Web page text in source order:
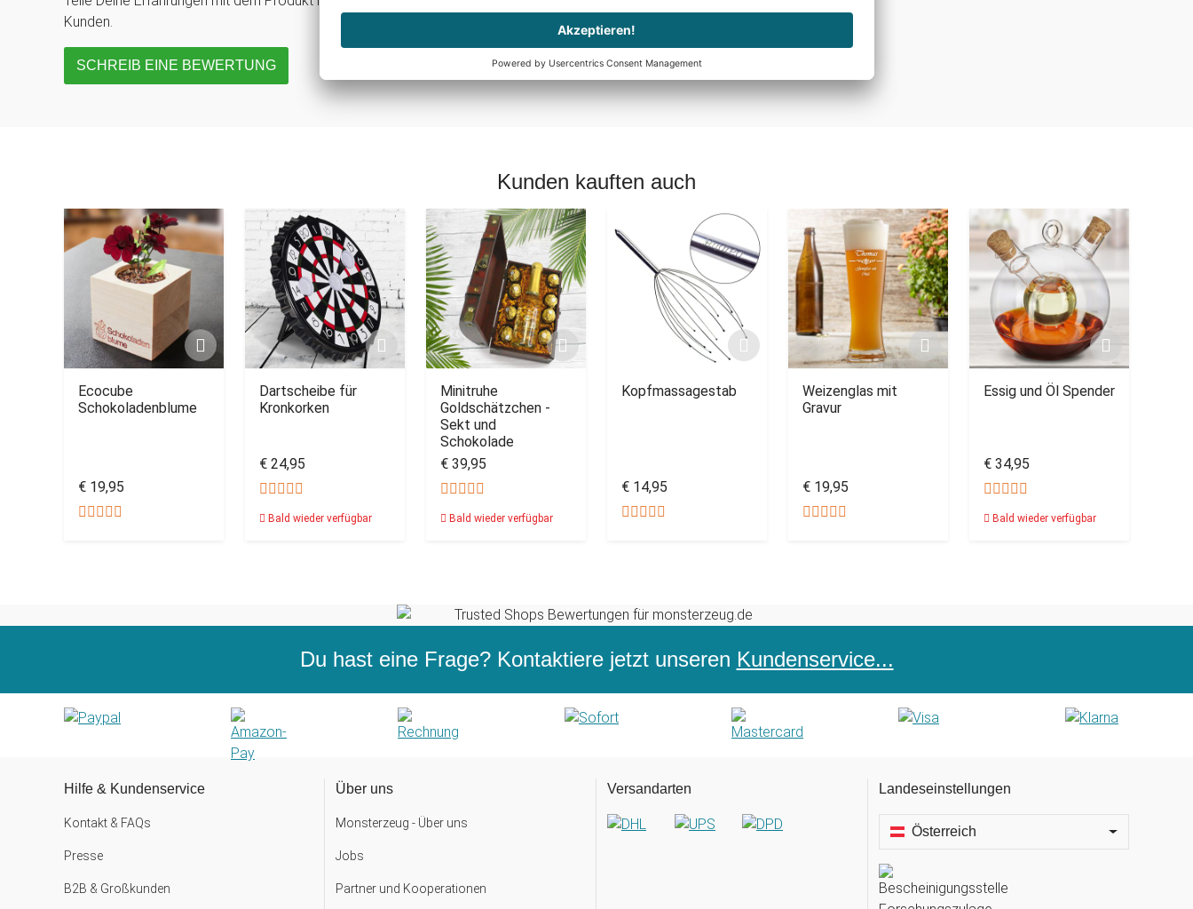
Kunden.
SCHREIB EINE BEWERTUNG
Kunden kauften auch
Ecocube
Schokoladenblume
€ 19,95
Dartscheibe für
Kronkorken
€ 24,95
Bald wieder verfügbar
Minitruhe
Goldschätzchen -
Sekt und
Schokolade
€ 39,95
Bald wieder verfügbar
Kopfmassagestab
€ 14,95
Weizenglas mit
Gravur
€ 19,95
Essig und Öl Spender
€ 34,95
Bald wieder verfügbar
Du hast eine Frage? Kontaktiere jetzt unseren Kundenservice...
Hilfe & Kundenservice
Kontakt & FAQs
Presse
B2B & Großkunden
Über uns
Monsterzeug - Über uns
Jobs
Partner und Kooperationen
Versandarten Landeseinstellungen
Österreich